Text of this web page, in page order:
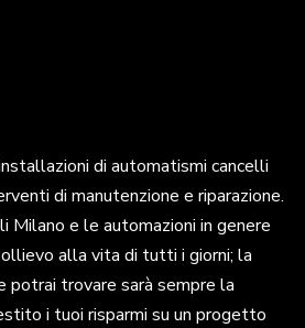
di automatismi cancelli
di manutenzione e riparazione.
Milano e le automazioni in genere
alla vita di tutti i giorni; la
potrai trovare sarà sempre la
i tuoi risparmi su un progetto